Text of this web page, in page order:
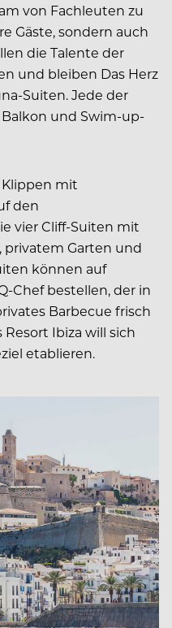
von Fachleuten zu
Gäste, sondern auch
die Talente der
und bleiben Das Herz
Suiten. Jede der
und Swim-up-
mit
den
vier Cliff-Suiten mit
privatem Garten und
können auf
Chef bestellen, der in
Barbecue frisch
Ibiza will sich
etablieren.